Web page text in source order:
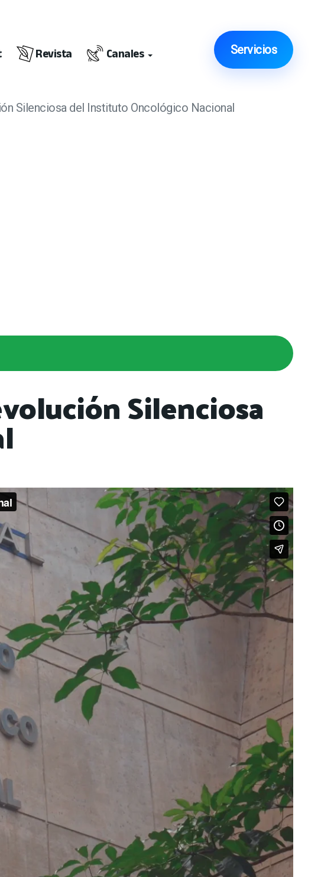
Revista Canales Servicios
Silenciosa del Instituto Oncológico Nacional
Silenciosa